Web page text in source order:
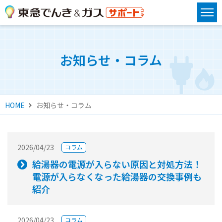
お知らせ・コラム
HOME お知らせ・コラム
2026/04/23 コラム
給湯器の電源が入らない原因と対処方法！
電源が入らなくなった給湯器の交換事例も
紹介
2026/04/23 コラム